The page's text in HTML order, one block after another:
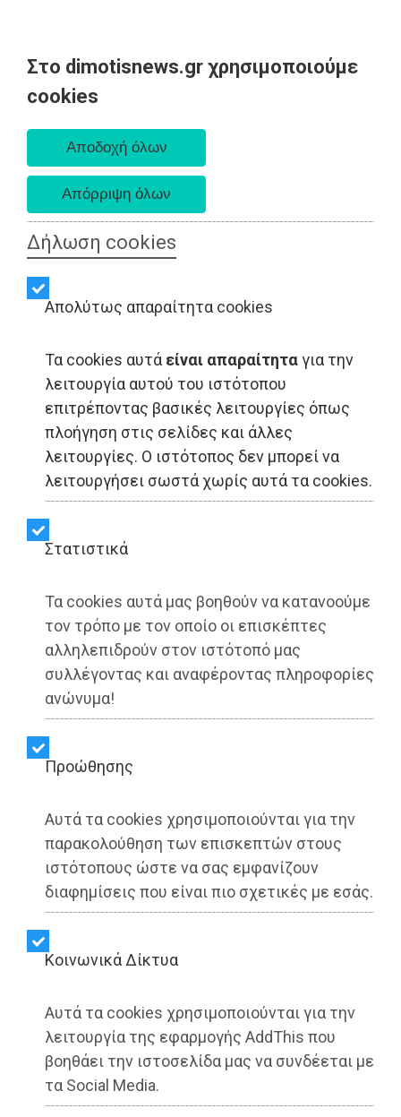
Στο dimotisnews.gr χρησιμοποιούμε
cookies
Δήλωση cookies
Απολύτως απαραίτητα cookies
Τα cookies αυτά είναι απαραίτηταγια την
λειτουργία αυτού του ιστότοπου
επιτρέποντας βασικές λειτουργίες όπως
πλοήγηση στις σελίδες και άλλες
λειτουργίες. Ο ιστότοπος δεν μπορεί να
λειτουργήσει σωστά χωρίς αυτά τα cookies.
Στατιστικά
Τα cookies αυτά μας βοηθούν να κατανοούμε
τον τρόπο με τον οποίο οι επισκέπτες
αλληλεπιδρούν στον ιστότοπό μας
συλλέγοντας και αναφέροντας πληροφορίες
ανώνυμα!
Προώθησης
Αυτά τα cookies χρησιμοποιούνται για την
παρακολούθηση των επισκεπτών στους
ιστότοπους ώστε να σας εμφανίζουν
διαφημίσεις που είναι πιο σχετικές με εσάς.
Kοινωνικά Δίκτυα
Αυτά τα cookies χρησιμοποιούνται για την
λειτουργία της εφαρμογής AddThis που
βοηθάει την ιστοσελίδα μας να συνδέεται με
τα Social Media.
LIFESTYLE - Μαραθώνας
Σύσκεψη του Δ.Σ. της
Ένωσης Συλλόγων
Γονέων Μαραθώνα με
Συλλόγους Γονέων
Dimotisnews | 21/10/2025 - 17:38
▶️ Ακούστε το κείμενο
Την Κυριακή 19 Οκτωβρίου πραγματοποιήθηκε
των μελών των Δ.Σ. και των εκπροσώπων των
Συλλόγων Γονέων των σχολείων του Δήμου
μας.
Η συμμετοχή υπήρξε δυναμική και ο διάλογος